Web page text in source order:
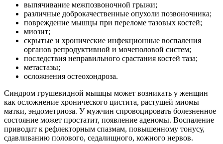
выпячивание межпозвоночной грыжи;
различные доброкачественные опухоли позвоночника;
повреждение мышцы при переломе тазовых костей;
миозит;
скрытые и хронические инфекционные воспаления
органов репродуктивной и мочеполовой систем;
последствия неправильного срастания костей таза;
метастазы;
осложнения остеохондроза.
Синдром грушевидной мышцы может возникать у женщин
как осложнение хронического цистита, растущей миомы
матки, эндометриоза. У мужчин спровоцировать болезненное
состояние может простатит, появление аденомы. Воспаление
приводит к рефлекторным спазмам, повышенному тонусу,
сдавливанию полового, седалищного, кожного нервов.